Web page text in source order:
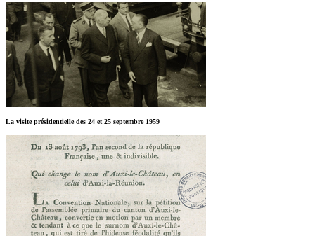
La visite présidentielle des 24 et 25 septembre 1959